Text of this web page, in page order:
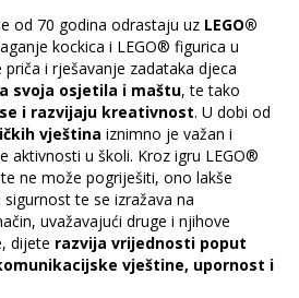
od 70 godina odrastaju uz LEGO®
kockica i LEGO® figurica u
i rješavanje zadataka djeca
svoja osjetila i maštu, te tako
i razvijaju kreativnost. U dobi od
vještina iznimno je važan i
aktivnosti u školi. Kroz igru LEGO®
ne može pogriješiti, ono lakše
te se izražava na
uvažavajući druge i njihove
dijete razvija vrijednosti poput
vještine, upornost i